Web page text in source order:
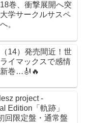
巻、衝撃展開へ突
学サークルサスペ
。
14）発売間近！世
イマックスで感情
巻…🎻🔥
project -
Edition「軌跡」
回限定盤・通常盤